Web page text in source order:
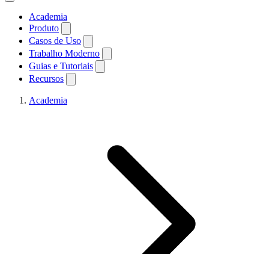
Academia
Produto
Casos de Uso
Trabalho Moderno
Guias e Tutoriais
Recursos
Academia